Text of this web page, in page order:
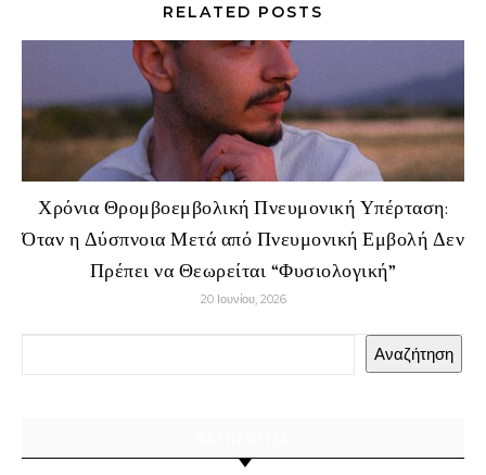
RELATED POSTS
Χρόνια Θρομβοεμβολική Πνευμονική Υπέρταση:
Όταν η Δύσπνοια Μετά από Πνευμονική Εμβολή Δεν
Πρέπει να Θεωρείται “Φυσιολογική”
20 Ιουνίου, 2026
Αναζήτηση